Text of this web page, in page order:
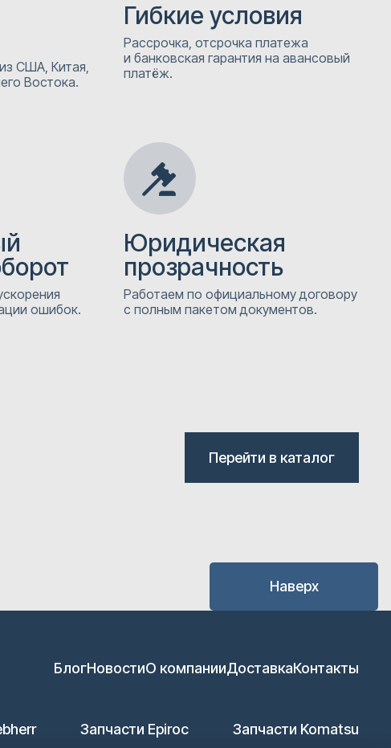
США, Китая,
Востока.
Гибкие условия
Рассрочка, отсрочка платежа
и банковская гарантия на авансовый
платёж.
ошибок.
Юридическая
прозрачность
Работаем по официальному договору
с полным пакетом документов.
Перейти в каталог
БлогНовостиО компанииДоставкаКонтакты
Запчасти Epiroc Запчасти Komatsu
Наверх